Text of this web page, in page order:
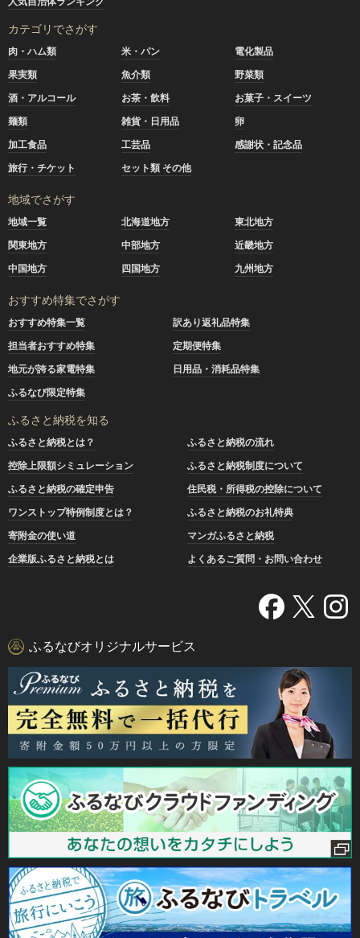
カテゴリでさがす
肉・ハム類 米・パン
電化製品
果実類
魚介類
野菜類
酒・アルコール
お茶・飲料
お菓子・スイーツ
麺類
雑貨・日用品
卵
加工食品
工芸品
感謝状・記念品
旅行・チケット
セット類 その他
地域でさがす
地域一覧 北海道地方
東北地方
関東地方
中部地方
近畿地方
中国地方
四国地方 九州地方
おすすめ特集でさがす
おすすめ特集一覧
訳あり返礼品特集
担当者おすすめ特集
定期便特集
地元が誇る家電特集
日用品・消耗品特集
ふるなび限定特集
ふるさと納税を知る
ふるさと納税とは？
ふるさと納税の流れ
控除上限額シミュレーション
ふるさと納税制度について
ふるさと納税の確定申告
住民税・所得税の控除について
ワンストップ特例制度とは？
ふるさと納税のお礼特典
寄附金の使い道
マンガふるさと納税
企業版ふるさと納税とは
よくあるご質問・お問い合わせ
ふるなびオリジナルサービス